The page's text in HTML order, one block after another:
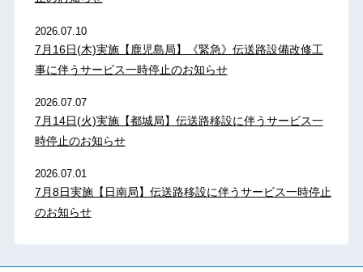
2026.07.10
7月16日(木)実施【鹿児島局】《緊急》伝送路設備改修工
事に伴うサービス一時停止のお知らせ
2026.07.07
7月14日(火)実施【都城局】伝送路移設に伴うサービス一
時停止のお知らせ
2026.07.01
7月8日実施【日南局】伝送路移設に伴うサービス一時停止
のお知らせ